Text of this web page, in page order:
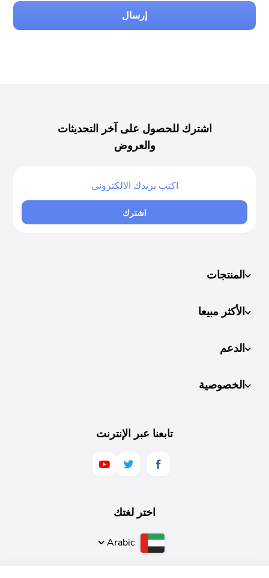
إرسال
اشترك للحصول على آخر التحديثات
والعروض
اشترك
المنتجات
الأكثر مبيعا
الدعم
الخصوصية
تابعنا عبر الإنترنت
اختر لغتك
Arabic